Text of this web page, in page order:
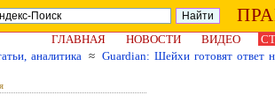
ГЛАВНАЯ НОВОСТИ ВИДЕО
аналитика ≈ Guardian: Шейхи готовят ответ